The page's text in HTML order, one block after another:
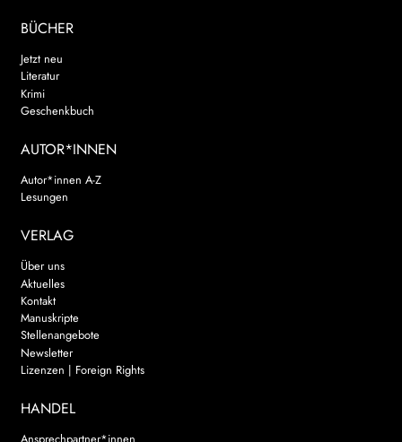
BÜCHER
Jetzt neu
Literatur
Krimi
Geschenkbuch
AUTOR*INNEN
Autor*innen A-Z
Lesungen
VERLAG
Über uns
Aktuelles
Kontakt
Manuskripte
Stellenangebote
Newsletter
Lizenzen | Foreign Rights
HANDEL